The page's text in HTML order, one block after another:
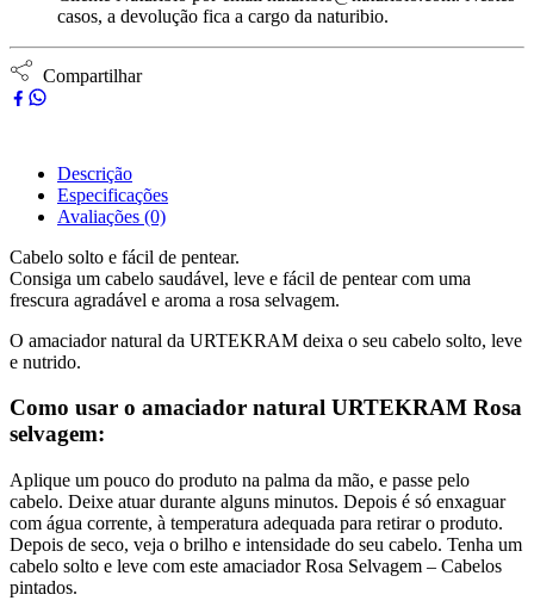
casos, a devolução fica a cargo da naturibio.
Compartilhar
Descrição
Especificações
Avaliações (0)
Cabelo solto e fácil de pentear.
Consiga um cabelo saudável, leve e fácil de pentear com uma
frescura agradável e aroma a rosa selvagem.
O amaciador natural da URTEKRAM deixa o seu cabelo solto, leve
e nutrido.
Como usar o amaciador natural URTEKRAM Rosa
selvagem:
Aplique um pouco do produto na palma da mão, e passe pelo
cabelo. Deixe atuar durante alguns minutos. Depois é só enxaguar
com água corrente, à temperatura adequada para retirar o produto.
Depois de seco, veja o brilho e intensidade do seu cabelo. Tenha um
cabelo solto e leve com este amaciador Rosa Selvagem – Cabelos
pintados.